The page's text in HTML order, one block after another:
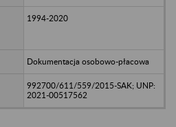
1994-2020
Dokumentacja osobowo-płacowa
992700/611/559/2015-SAK; UNP:
2021-00517562